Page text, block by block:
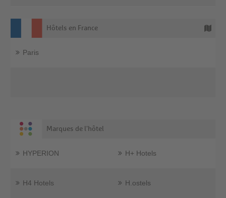
Hôtels en France
Paris
Marques de l'hôtel
HYPERION
H4 Hotels
H+ Hotels
H.ostels